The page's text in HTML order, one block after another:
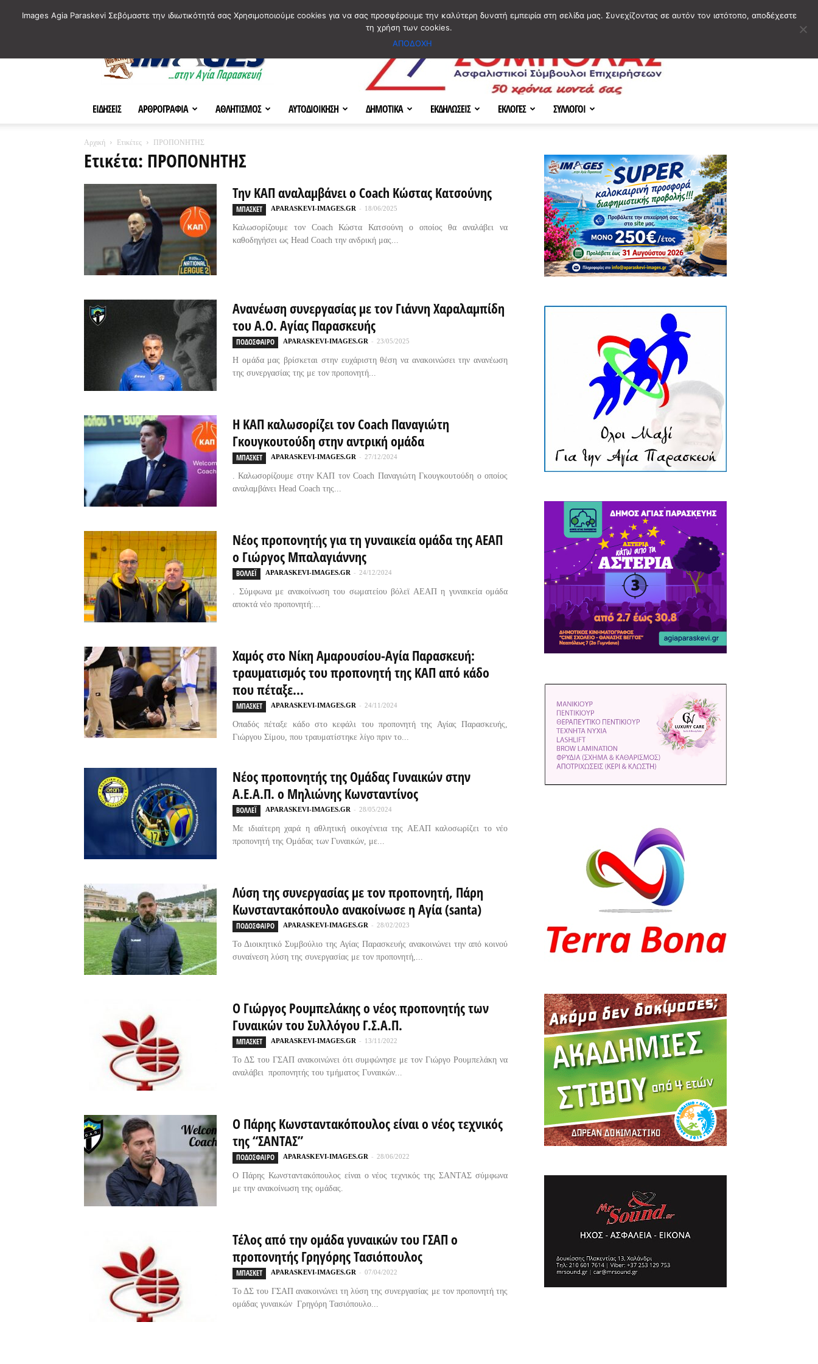
ΕΙΔΗΣΕΙΣ ΑΡΘΡΟΓΡΑΦΙΑ ΑΘΛΗΤΙΣΜΟΣ ΑΥΤΟΔΙΟΙΚΗΣΗ ΔΗΜΟΤΙΚΑ ΕΚΔΗΛΩΣΕΙΣ ΕΚΛΟΓΕΣ ΣΥΛΛΟΓΟΙ
Αρχική Ετικέτες ΠΡΟΠΟΝΗΤΗΣ
Ετικέτα: ΠΡΟΠΟΝΗΤΗΣ
Την ΚΑΠ αναλαμβάνει ο Coach Κώστας Κατσούνης
ΜΠΑΣΚΕΤ APARASKEVI-IMAGES.GR - 18/06/2025
Καλωσορίζουμε τον Coach Κώστα Κατσούνη ο οποίος θα αναλάβει να
καθοδηγήσει ως Head Coach την ανδρική μας...
Ανανέωση συνεργασίας με τον Γιάννη Χαραλαμπίδη
του Α.Ο. Αγίας Παρασκευής
ΠΟΔΟΣΦΑΙΡΟ APARASKEVI-IMAGES.GR - 23/05/2025
Η ομάδα μας βρίσκεται στην ευχάριστη θέση να ανακοινώσει την ανανέωση
της συνεργασίας της με τον προπονητή...
Η ΚΑΠ καλωσορίζει τον Coach Παναγιώτη
Γκουγκουτούδη στην αντρική ομάδα
ΜΠΑΣΚΕΤ APARASKEVI-IMAGES.GR - 27/12/2024
. Καλωσορίζουμε στην ΚΑΠ τον Coach Παναγιώτη Γκουγκουτούδη ο οποίος
αναλαμβάνει Head Coach της...
Νέος προπονητής για τη γυναικεία ομάδα της ΑΕΑΠ
ο Γιώργος Μπαλαγιάννης
ΒΟΛΛΕΪ APARASKEVI-IMAGES.GR - 24/12/2024
. Σύμφωνα με ανακοίνωση του σωματείου βόλεϊ ΑΕΑΠ η γυναικεία ομάδα
αποκτά νέο προπονητή:...
Χαμός στο Νίκη Αμαρουσίου-Αγία Παρασκευή:
τραυματισμός του προπονητή της ΚΑΠ από κάδο
που πέταξε...
ΜΠΑΣΚΕΤ APARASKEVI-IMAGES.GR - 24/11/2024
Οπαδός πέταξε κάδο στο κεφάλι του προπονητή της Αγίας Παρασκευής,
Γιώργου Σίμου, που τραυματίστηκε λίγο πριν το...
Νέος προπονητής της Ομάδας Γυναικών στην
Α.Ε.Α.Π. ο Μηλιώνης Κωνσταντίνος
ΒΟΛΛΕΪ APARASKEVI-IMAGES.GR - 28/05/2024
Με ιδιαίτερη χαρά η αθλητική οικογένεια της ΑΕΑΠ καλοσωρίζει το νέο
προπονητή της Ομάδας των Γυναικών, με...
Λύση της συνεργασίας με τον προπονητή, Πάρη
Κωνσταντακόπουλο ανακοίνωσε η Αγία (santa)
ΠΟΔΟΣΦΑΙΡΟ APARASKEVI-IMAGES.GR - 28/02/2023
Το Διοικητικό Συμβούλιο της Αγίας Παρασκευής ανακοινώνει την από κοινού
συναίνεση λύση της συνεργασίας με τον προπονητή,...
Ο Γιώργος Ρουμπελάκης ο νέος προπονητής των
Γυναικών του Συλλόγου Γ.Σ.Α.Π.
ΜΠΑΣΚΕΤ APARASKEVI-IMAGES.GR - 13/11/2022
Το ΔΣ του ΓΣΑΠ ανακοινώνει ότι συμφώνησε με τον Γιώργο Ρουμπελάκη να
αναλάβει προπονητής του τμήματος Γυναικών...
Ο Πάρης Κωνσταντακόπουλος είναι ο νέος τεχνικός
της “ΣΑΝΤΑΣ”
ΠΟΔΟΣΦΑΙΡΟ APARASKEVI-IMAGES.GR - 28/06/2022
Ο Πάρης Κωνσταντακόπουλος είναι ο νέος τεχνικός της ΣΑΝΤΑΣ σύμφωνα
με την ανακοίνωση της ομάδας.
Τέλος από την ομάδα γυναικών του ΓΣΑΠ ο
προπονητής Γρηγόρης Τασιόπουλος
ΜΠΑΣΚΕΤ APARASKEVI-IMAGES.GR - 07/04/2022
Το ΔΣ του ΓΣΑΠ ανακοινώνει τη λύση της συνεργασίας με τον προπονητή της
ομάδας γυναικών Γρηγόρη Τασιόπουλο...
Images Agia Paraskevi Σεβόμαστε την ιδιωτικότητά σας Χρησιμοποιούμε cookies για να σας προσφέρουμε την καλύτερη δυνατή εμπειρία στη σελίδα μας. Συνεχίζοντας σε αυτόν τον ιστότοπο, αποδέχεστε
τη χρήση των cookies.
ΑΠΟΔΟΧΗ